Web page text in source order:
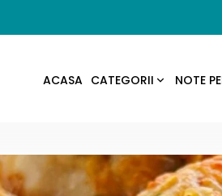
ACASA CATEGORII NOTE